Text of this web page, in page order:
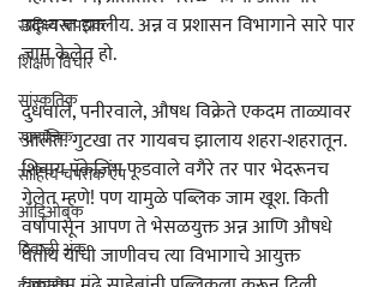
साहित्य चपराक
शिक्षण विचार
सांस्कृतिक
सामाजिक
साहित्य चपराक ऍप
ऑडिओबुक
दिवाळी अंक
उद्ध्वस्त झालीय. अन्न व प्रशासन विभागाने सारे पार
जाम केलेत हो.
दुधवाले, पनीरवाले, औषध विक्रेते एकदम ताळ्यावर
आलेत. गुटखा तर गायबच झालाय शहरा-शहरातून.
शिवाय पॅकेजिंग फूडवाले वगैरे तर पार भेदरूनच
गेलेत म्हणे! पण यामुळे पब्लिक जाम खूश. किती
वर्षांपासून आपण ते भेसळयुक्त अन्न आणि औषधे
घेतोय याची जाणीवच त्या विभागाचे आयुक्त